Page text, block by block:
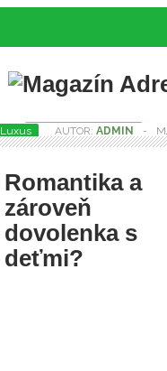
Luxus AUTOR: ADMIN -
Zdieľaj Twitter
a
deťmi?
Romantika a
zároveň
dovolenka s
deťmi?